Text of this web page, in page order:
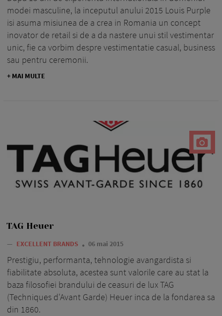
modei masculine, la inceputul anului 2015 Louis Purple
isi asuma misiunea de a crea in Romania un concept
inovator de retail si de a da nastere unui stil vestimentar
unic, fie ca vorbim despre vestimentatie casual, business
sau pentru ceremonii.
+ MAI MULTE
TAG Heuer
— EXCELLENT BRANDS 06 mai 2015
Prestigiu, performanta, tehnologie avangardista si
fiabilitate absoluta, acestea sunt valorile care au stat la
baza filosofiei brandului de ceasuri de lux TAG
(Techniques d'Avant Garde) Heuer inca de la fondarea sa
din 1860.